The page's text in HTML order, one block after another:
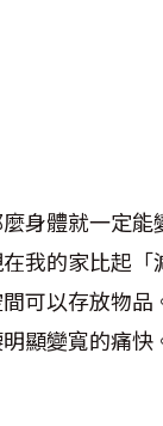
身體就一定
我的家比起
可以存放物
顯變寬的痛